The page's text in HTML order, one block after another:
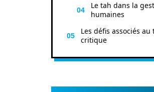
Le tah dans la
humaines
Les défis associés
critique